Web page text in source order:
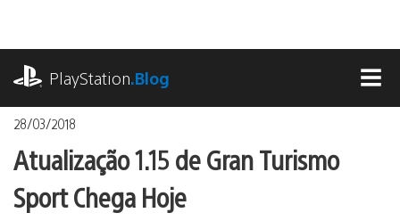
o
conteúdoPlayStation.Blog
28/03/2018
Atualização 1.15 de Gran Turismo
Sport Chega Hoje